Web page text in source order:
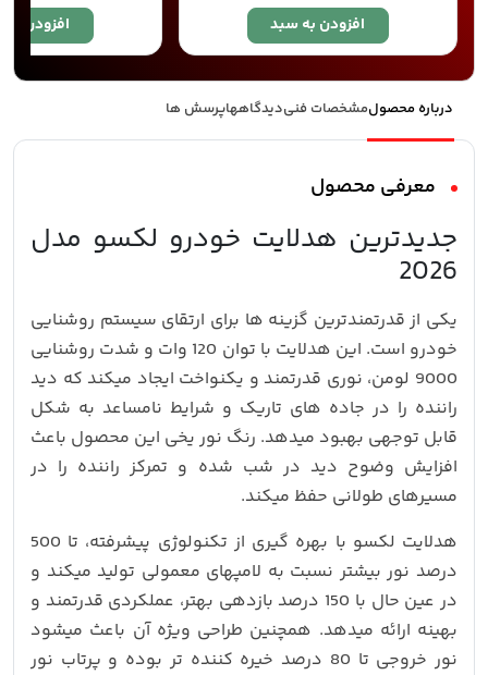
افزودن به سبد افزودن
درباره محصولمشخصات فنیدیدگاههاپرسش ها
معرفی محصول
جدیدترین هدلایت خودرو لکسو مدل
2026
یکی از قدرتمندترین گزینه‌ ها برای ارتقای سیستم روشنایی
خودرو است. این هدلایت با توان 120 وات و شدت روشنایی
9000 لومن، نوری قدرتمند و یکنواخت ایجاد میکند که دید
راننده را در جاده‌ های تاریک و شرایط نامساعد به شکل
قابل‌ توجهی بهبود میدهد. رنگ نور یخی این محصول باعث
افزایش وضوح دید در شب شده و تمرکز راننده را در
مسیرهای طولانی حفظ میکند.
هدلایت لکسو با بهره‌ گیری از تکنولوژی پیشرفته، تا 500
درصد نور بیشتر نسبت به لامپهای معمولی تولید میکند و
در عین حال با 150 درصد بازدهی بهتر، عملکردی قدرتمند و
بهینه ارائه میدهد. همچنین طراحی ویژه آن باعث میشود
نور خروجی تا 80 درصد خیره‌ کننده‌ تر بوده و پرتاب نور